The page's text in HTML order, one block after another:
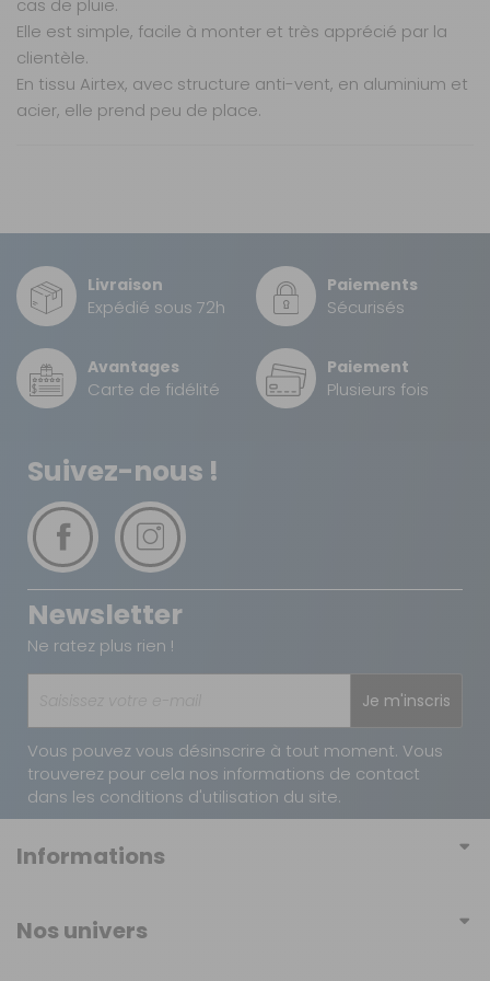
cas de pluie.
Elle est simple, facile à monter et très apprécié par la
clientèle.
En tissu Airtex, avec structure anti-vent, en aluminium et
acier, elle prend peu de place.
Poids net : 4 kg
EAN : 3700628282204
DPD à domicile
7,90 €
TNT Express
12 €
Retour simple sous 14 jours :
Vous avez changé d'avis ?
Retournez nous vos achats en utilisant le bon de retour.
Livraison
Expédié sous 72h
Paiements
Sécurisés
Avantages
Carte de fidélité
Paiement
Plusieurs fois
Suivez-nous !
Newsletter
Ne ratez plus rien !
Je m'inscris
Vous pouvez vous désinscrire à tout moment. Vous
trouverez pour cela nos informations de contact
dans les conditions d'utilisation du site.
Informations
Conditions générales d'utilisation
Nos univers